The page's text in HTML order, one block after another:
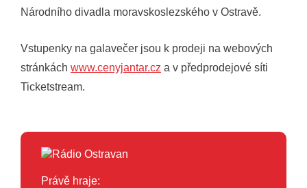
Národního divadla moravskoslezského v Ostravě.
Vstupenky na galavečer jsou k prodeji na webových
stránkách www.cenyjantar.cz a v předprodejové síti
Ticketstream.
Právě hraje: